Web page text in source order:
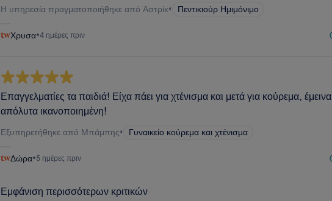
Η υπηρεσία πραγματοποιήθηκε από Αστρίκ• Πεντικιούρ Ημιμόνιμο
Χρυσα•4 ημέρες πριν
Επαγγελματίες τα παιδιά! Είχα πάει για χτένισμα και μετά για κούρεμα, έμεινα
απόλυτα ικανοποιημένη!
Εξυπηρετήθηκε από Μπάμπης• Γυναικείο κούρεμα και χτένισμα
Δώρα•5 ημέρες πριν
Εμφάνιση περισσότερων κριτικών